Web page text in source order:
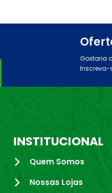
Gostaria
Inscreva-
INSTITUCIONAL
Quem Somos
Nossas Lojas